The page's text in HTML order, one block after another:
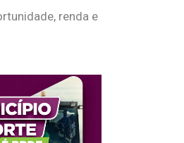
renda e